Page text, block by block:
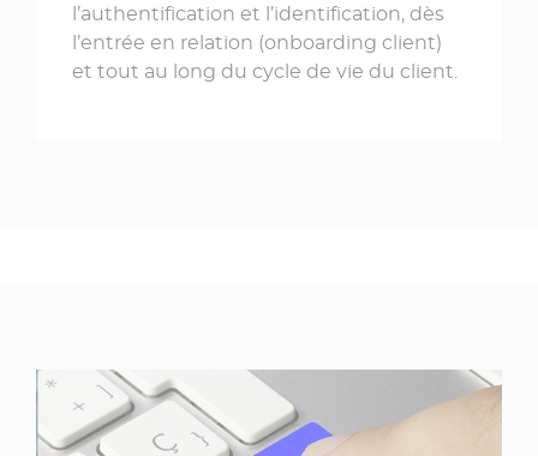
l’authentification et l’identification, dès
l’entrée en relation (onboarding client)
et tout au long du cycle de vie du client.